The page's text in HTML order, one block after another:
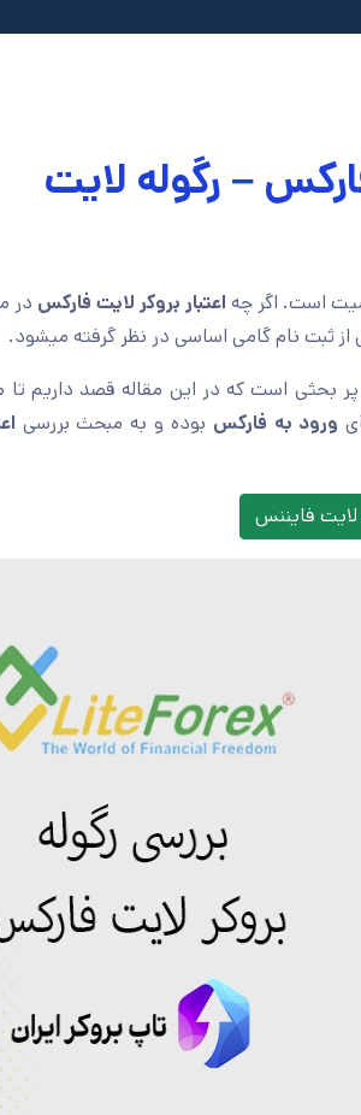
– رگوله لایت
است. اگر چه اعتبار بروکر لایت فارکس در
ثبت نام گامی اساسی در نظر گرفته میشود.
پر بحثی است که در این مقاله قصد داریم تا
ورود به فارکس بوده و به مبحث بررسی
فایننس